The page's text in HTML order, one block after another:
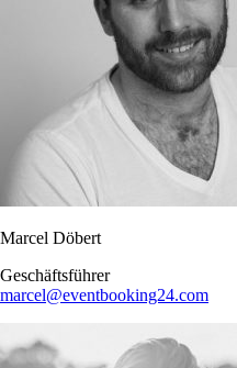
Marcel Döbert
Geschäftsführer
marcel@eventbooking24.com